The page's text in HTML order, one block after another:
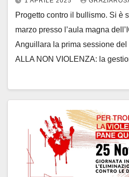
Progetto contro il bullismo. Si è
marzo presso l’aula magna
Anguillara la prima sessione del
ALLA NON VIOLENZA: la